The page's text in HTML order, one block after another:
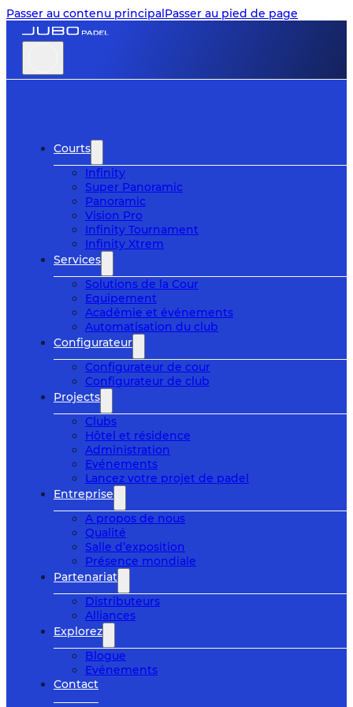
Passer au contenu principalPasser au pied de page
Courts
Infinity
Super Panoramic
Panoramic
Vision Pro
Infinity Tournament
Infinity Xtrem
Services
Solutions de la Cour
Equipement
Académie et événements
Automatisation du club
Configurateur
Configurateur de cour
Configurateur de club
Projects
Clubs
Hôtel et résidence
Administration
Evénements
Lancez votre projet de padel
Entreprise
A propos de nous
Qualité
Salle d’exposition
Présence mondiale
Partenariat
Distributeurs
Alliances
Explorez
Blogue
Evénements
Contact